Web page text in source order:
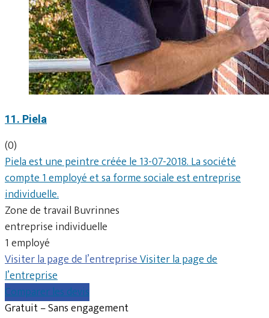
11. Piela
(0)
Piela est une peintre créée le 13-07-2018. La société
compte 1 employé et sa forme sociale est entreprise
individuelle.
Zone de travail Buvrinnes
entreprise individuelle
1 employé
Visiter la page de l’entrepriseVisiter la page de
l’entreprise
Comparer les devis
Gratuit – Sans engagement